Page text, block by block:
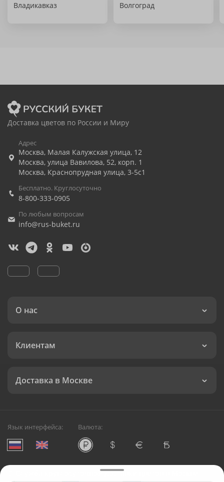
Владикавказ Волгоград
Доставка цветов по России и Миру
Адрес
Москва, Малая Калужская улица, 12
Москва, улица Вавилова, 52, корп. 1
Москва, Краснопрудная улица, 3-5с1
Бесплатно. Круглосуточно
8-800-333-0905
По любым вопросам
info@rus-buket.ru
О нас
Клиентам
Доставка в Москве
Язык интерфейса: Валюта:
Служба круглосуточной доставки цветов в Москве